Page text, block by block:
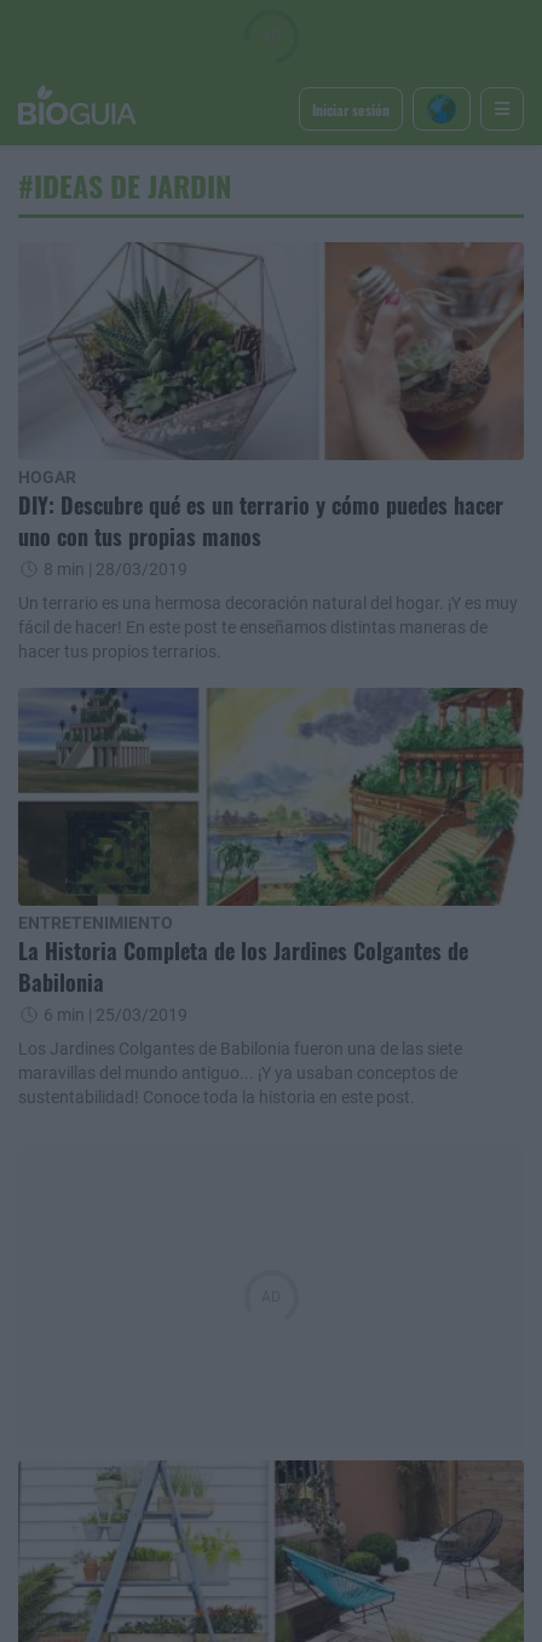
Iniciar sesión
#IDEAS DE JARDIN
HOGAR
DIY: Descubre qué es un terrario y cómo puedes hacer
uno con tus propias manos
8 min | 28/03/2019
Un terrario es una hermosa decoración natural del hogar. ¡Y es muy
fácil de hacer! En este post te enseñamos distintas maneras de
hacer tus propios terrarios.
ENTRETENIMIENTO
La Historia Completa de los Jardines Colgantes de
Babilonia
6 min | 25/03/2019
Los Jardines Colgantes de Babilonia fueron una de las siete
maravillas del mundo antiguo... ¡Y ya usaban conceptos de
sustentabilidad! Conoce toda la historia en este post.